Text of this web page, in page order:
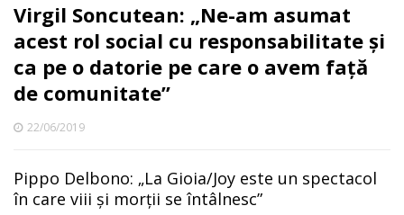
Virgil Soncutean: „Ne-am asumat
acest rol social cu responsabilitate și
ca pe o datorie pe care o avem față
de comunitate”
22/06/2019
Pippo Delbono: „La Gioia/Joy este un spectacol
în care viii și morții se întâlnesc”